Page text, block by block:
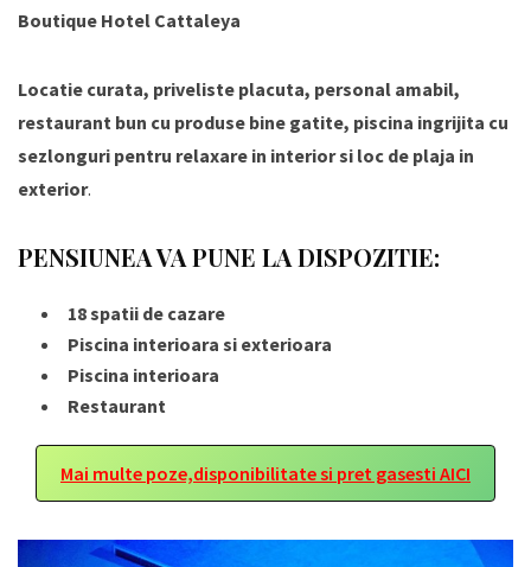
Boutique Hotel Cattaleya
Locatie curata, priveliste placuta, personal amabil,
restaurant bun cu produse bine gatite, piscina ingrijita cu
sezlonguri pentru relaxare in interior si loc de plaja in
exterior.
PENSIUNEA VA PUNE LA DISPOZITIE:
18 spatii de cazare
Piscina interioara si exterioara
Piscina interioara
Restaurant
Mai multe poze,disponibilitate si pret gasesti AICI